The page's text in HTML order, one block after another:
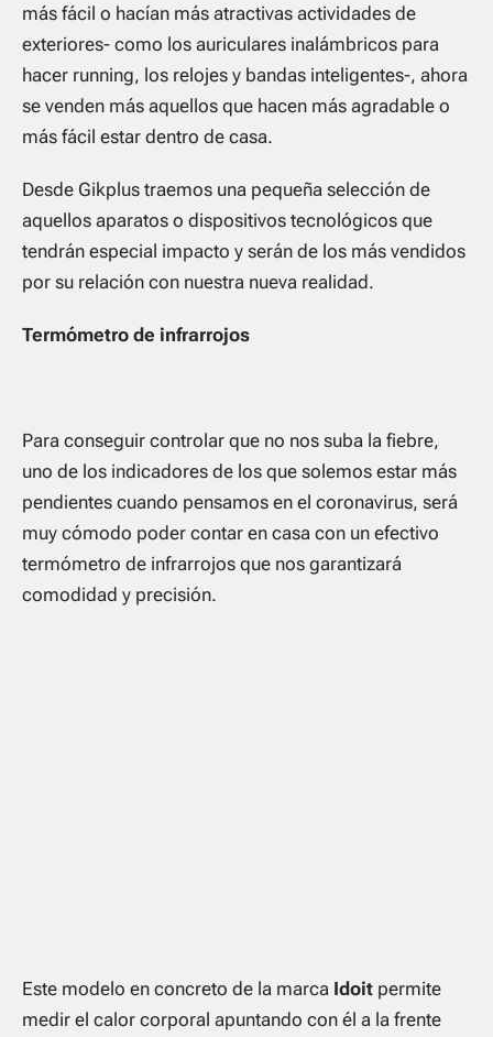
más fácil o hacían más atractivas actividades de
exteriores- como los auriculares inalámbricos para
hacer running, los relojes y bandas inteligentes-, ahora
se venden más aquellos que hacen más agradable o
más fácil estar dentro de casa.
Desde Gikplus traemos una pequeña selección de
aquellos aparatos o dispositivos tecnológicos que
tendrán especial impacto y serán de los más vendidos
por su relación con nuestra nueva realidad.
Termómetro de infrarrojos
Para conseguir controlar que no nos suba la fiebre,
uno de los indicadores de los que solemos estar más
pendientes cuando pensamos en el coronavirus, será
muy cómodo poder contar en casa con un efectivo
termómetro de infrarrojos que nos garantizará
comodidad y precisión.
Este modelo en concreto de la marca Idoit permite
medir el calor corporal apuntando con él a la frente